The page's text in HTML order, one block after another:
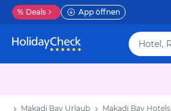
% Deals App öffnen
Makadi Bay Urlaub Makadi Bay Hotels